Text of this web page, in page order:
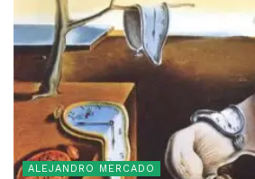
ALEJANDRO MERCADO